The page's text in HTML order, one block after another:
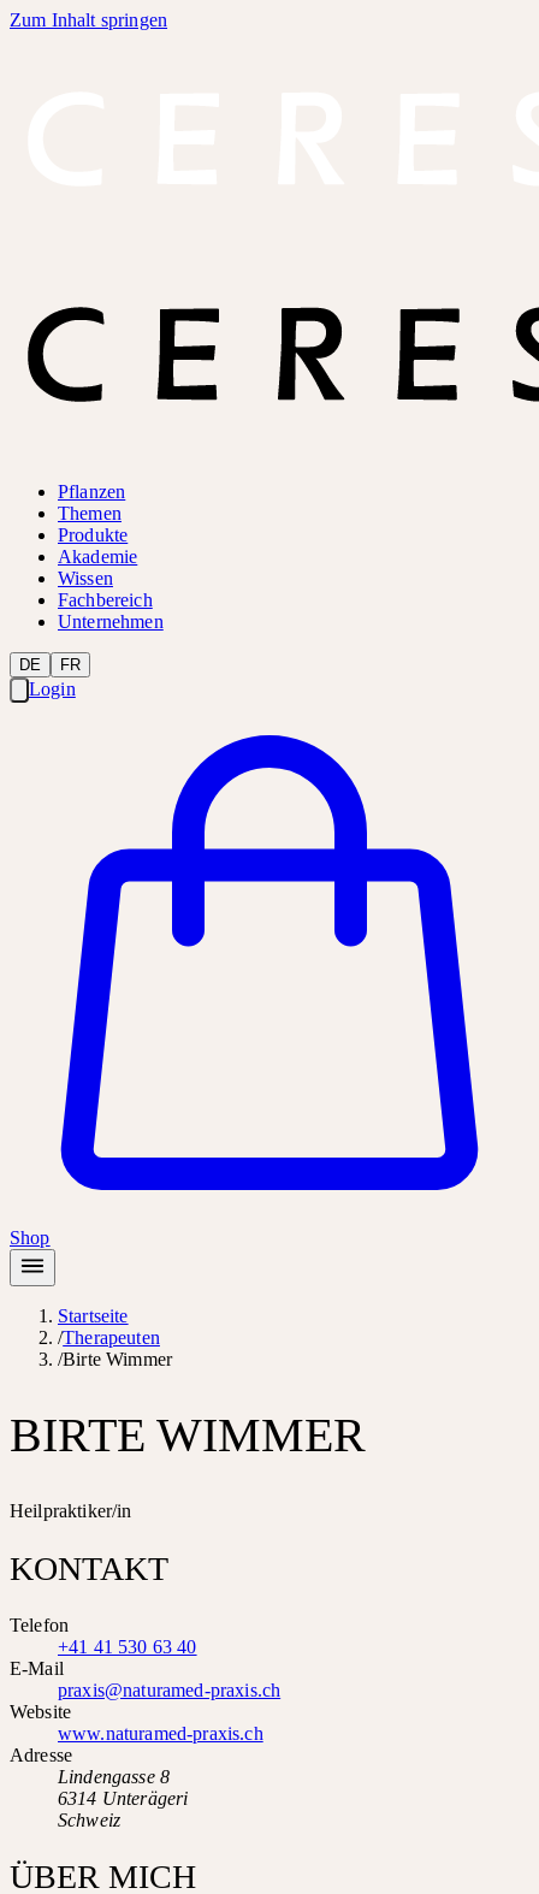
Zum Inhalt springen
Pflanzen
Themen
Produkte
Akademie
Wissen
Fachbereich
Unternehmen
DE FR
Login
Shop
Startseite
/Therapeuten
/Birte Wimmer
BIRTE WIMMER
Heilpraktiker/in
KONTAKT
Telefon
+41 41 530 63 40
E-Mail
praxis@naturamed-praxis.ch
Website
www.naturamed-praxis.ch
Adresse
Lindengasse 8
6314 Unterägeri
Schweiz
ÜBER MICH